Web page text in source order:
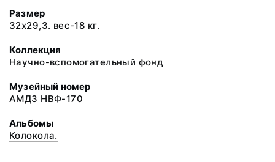
Размер
32х29,3. вес-18 кг.
Коллекция
Научно-вспомогательный фонд
Музейный номер
АМДЗ НВФ-170
Альбомы
Колокола.